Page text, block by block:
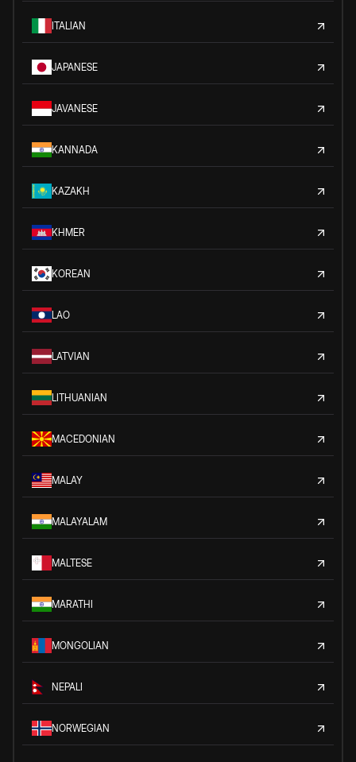
ITALIAN
JAPANESE
JAVANESE
KANNADA
KAZAKH
KHMER
KOREAN
LAO
LATVIAN
LITHUANIAN
MACEDONIAN
MALAY
MALAYALAM
MALTESE
MARATHI
MONGOLIAN
NEPALI
NORWEGIAN